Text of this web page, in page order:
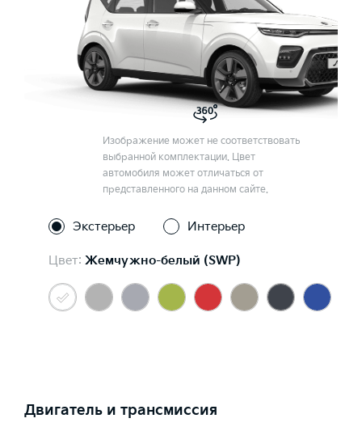
Изображение может не соответствовать
выбранной комплектации. Цвет
автомобиля может отличаться от
представленного на данном сайте.
Экстерьер Интерьер
Цвет: Жемчужно-белый (SWP)
Двигатель и трансмиссия